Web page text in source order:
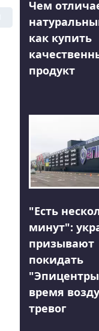
Чем
как купить
продукт
"Есть
минут":
призывают
покидать
время
тревог